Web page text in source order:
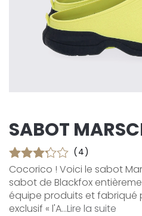
SABOT
(4)
Cocorico ! Voici le sabot
sabot de Blackfox
équipe produits et fabriqué
exclusif « l'A...Lire la suite